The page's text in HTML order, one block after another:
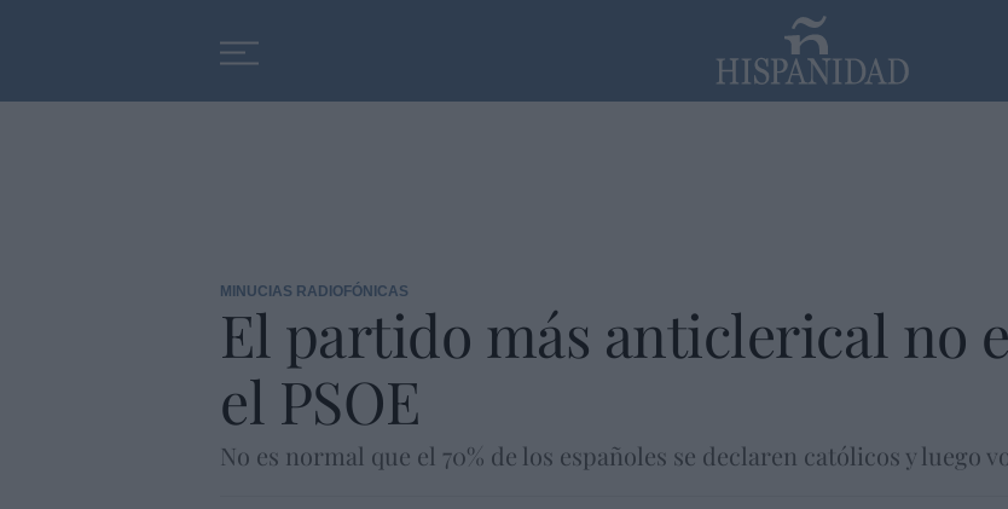
MINUCIAS RADIOFÓNICAS
El partido más anticlerical no
el PSOE
No es normal que el 70% de los españoles se declaren católicos y luego